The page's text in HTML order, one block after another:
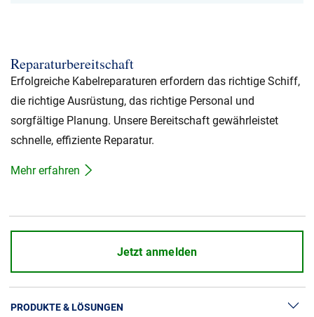
Reparaturbereitschaft
Erfolgreiche Kabelreparaturen erfordern das richtige Schiff,
die richtige Ausrüstung, das richtige Personal und
sorgfältige Planung. Unsere Bereitschaft gewährleistet
schnelle, effiziente Reparatur.
Mehr erfahren
Jetzt anmelden
PRODUKTE & LÖSUNGEN